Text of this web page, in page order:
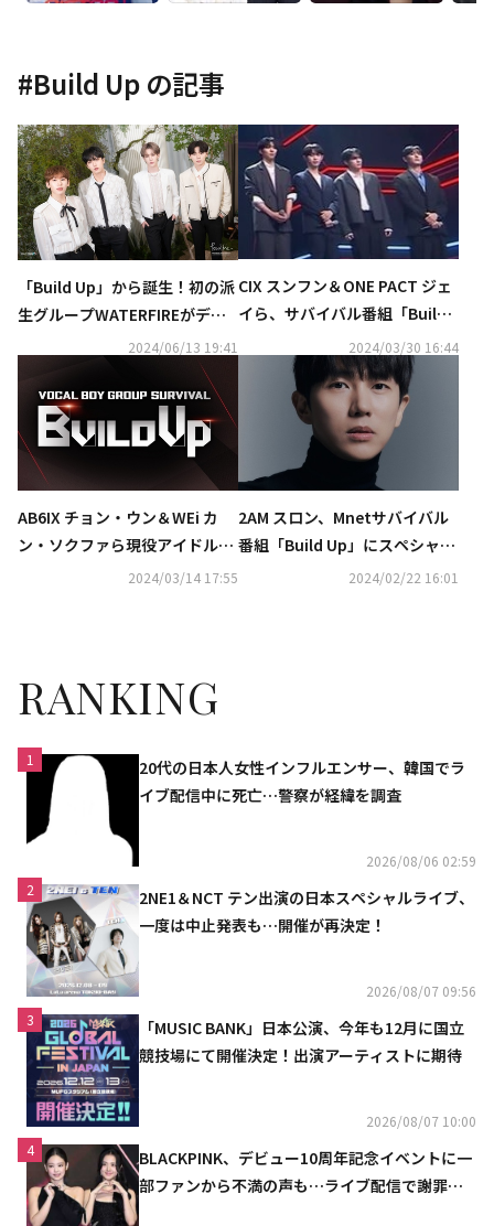
#Build Up の記事
「Build Up」から誕生！初の派
生グループWATERFIREがデビ
ュー“ファンと一緒なら何でも
2024/06/13 19:41
CIX スンフン＆ONE PACT ジェ
イら、サバイバル番組「Build
Up」の最終デビューメンバー
に決定！5月には来日も
2024/03/30 16:44
AB6IX チョン・ウン＆WEi カ
ン・ソクファら現役アイドル出
演！サバイバル番組「Build U
2024/03/14 17:55
2AM スロン、Mnetサバイバル
番組「Build Up」にスペシャル
審査員として出演！2024/02/22 16:01
RANKING
1
20代の日本人女性インフルエンサー、韓国でラ
イブ配信中に死亡…警察が経緯を調査
2026/08/06 02:59
2
2NE1＆NCT テン出演の日本スペシャルライブ、
一度は中止発表も…開催が再決定！
2026/08/07 09:56
3
「MUSIC BANK」日本公演、今年も12月に国立
競技場にて開催決定！出演アーティストに期待
2026/08/07 10:00
4
BLACKPINK、デビュー10周年記念イベントに一
部ファンから不満の声も…ライブ配信で謝罪